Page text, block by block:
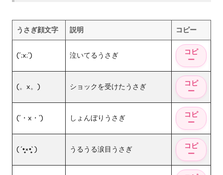
うさぎ顔文字 説明 コピー
(´;x;`) 泣いてるうさぎ
(。x。) ショックを受けたうさぎ
(´・x・`) しょんぼりうさぎ
( ´•̥̥̥×•̥̥̥` ) うるうる涙目うさぎ